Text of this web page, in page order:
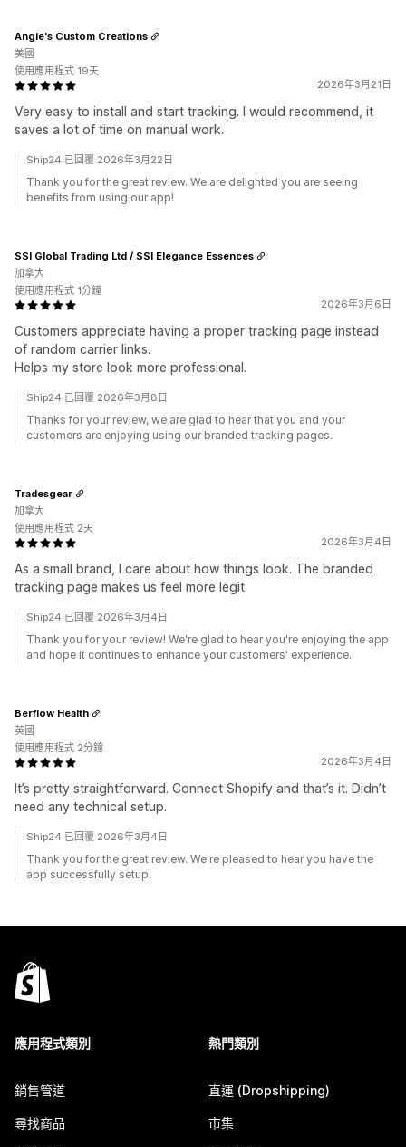
2026年3月21日
Very easy to install and start tracking. I would recommend, it
saves a lot of time on manual work.
Angie's Custom Creations
美國
使用應用程式 19天
Ship24 已回覆 2026年3月22日
Thank you for the great review. We are delighted you are seeing
benefits from using our app!
2026年3月6日
Customers appreciate having a proper tracking page instead
of random carrier links.
Helps my store look more professional.
SSI Global Trading Ltd / SSI Elegance Essences
加拿大
使用應用程式 1分鐘
Ship24 已回覆 2026年3月8日
Thanks for your review, we are glad to hear that you and your
customers are enjoying using our branded tracking pages.
2026年3月4日
As a small brand, I care about how things look. The branded
tracking page makes us feel more legit.
Tradesgear
加拿大
使用應用程式 2天
Ship24 已回覆 2026年3月4日
Thank you for your review! We're glad to hear you're enjoying the app
and hope it continues to enhance your customers' experience.
2026年3月4日
It’s pretty straightforward. Connect Shopify and that’s it. Didn’t
need any technical setup.
Berflow Health
英國
使用應用程式 2分鐘
Ship24 已回覆 2026年3月4日
Thank you for the great review. We're pleased to hear you have the
app successfully setup.
應用程式類別
銷售管道
尋找商品
熱門類別
直運 (Dropshipping)
市集